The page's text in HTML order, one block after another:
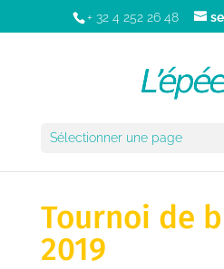
+ 32 4 252 26 48
Sélectionner une page
Tournoi de
2019